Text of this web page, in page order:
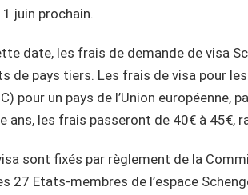
juin prochain.
date, les frais de demande de visa
de pays tiers. Les frais de visa pour
pour un pays de l’Union européenne,
ans, les frais passeront de 40€ à 45€,
sont fixés par règlement de la
27 Etats-membres de l’espace